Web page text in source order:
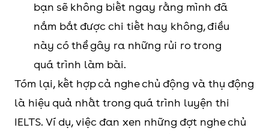
bạn sẽ không biết ngay rằng mình đã
nắm bắt được chi tiết hay không, điều
này có thể gây ra những rủi ro trong
quá trình làm bài.
Tóm lại, kết hợp cả nghe chủ động và thụ động
là hiệu quả nhất trong quá trình luyện thi
IELTS. Ví dụ, việc đan xen những đợt nghe chủ